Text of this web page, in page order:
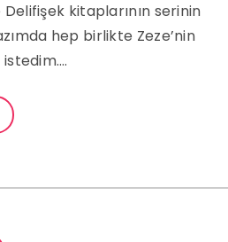
kitaplarının serinin
hep birlikte Zeze’nin